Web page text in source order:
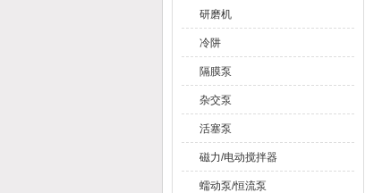
研磨机
冷阱
隔膜泵
杂交泵
活塞泵
磁力/电动搅拌器
蠕动泵/恒流泵